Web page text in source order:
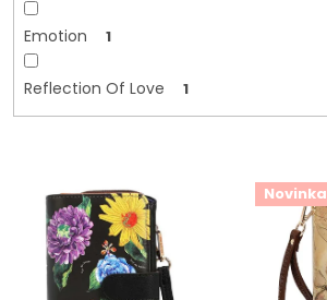
Emotion 1
Reflection Of Love 1
Novinka